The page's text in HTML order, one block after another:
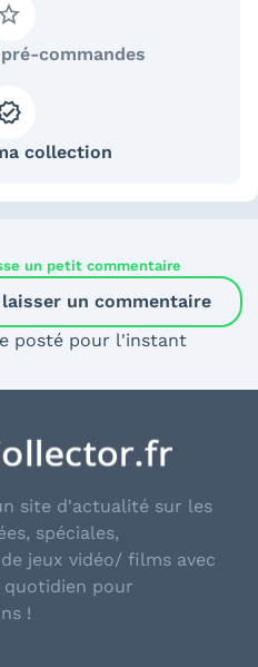
commandes
collection
un petit commentaire
un commentaire
posté pour l'instant
site d'actualité sur les
spéciales,
jeux vidéo/ films avec
quotidien pour
!